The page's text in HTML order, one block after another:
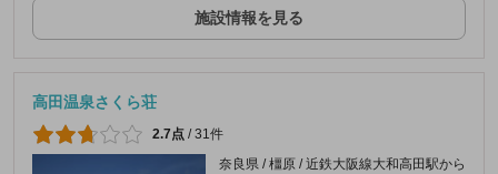
施設情報を見る
高田温泉さくら荘
2.7点 /31件
奈良県 / 橿原 / 近鉄大阪線大和高田駅から